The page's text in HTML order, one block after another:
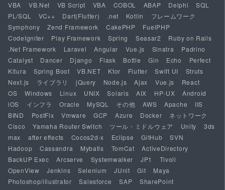
VBA
VB.Net VB Script VBA COBOL ABAP Delphi
SQL
PL/SQL
VC++ Dart(Flutter) .net Kotlin
フレームワーク
Symphony
Zend Framework CakePHP
FuelPHP
CodeIgniter
Play Framework Spring Seasar2
Ruby on Rails
.Net Framework
Laravel Angular Vue.js Sinatra
Padrino
Catalyst
Dancer Django Flask Bottle Gin Echo
Perfect
Kitura
Spring Boot VB.NET Ktor Flutter Swift UI
Struts
Next.js
ライブラリ jQuery Node.js Ajax Vue.js
React
OS
Windows Linux UNIX Solaris AIX HP-UX
Android
iOS
インフラ Oracle MySQL その他 AWS Apache
IIS
BIND
PostFix Vmware GCP Azure Docker
ネットワーク
Cisco
Yamaha Router Switch ツール・ミドルウェア Unity
3ds
max
after effects Cocos2d-x Eclipse GitHub
SVN
Hadoop
Cassandra Mybatis TomCat
ActiveDirectory
BackUP Exec
Arcserve Systemwalker JP1
Tivoli
OpenView
Jenkins Selenium JUnit Git
Maya
Photoshop/illustrator
Salesforce SAP SharePoint